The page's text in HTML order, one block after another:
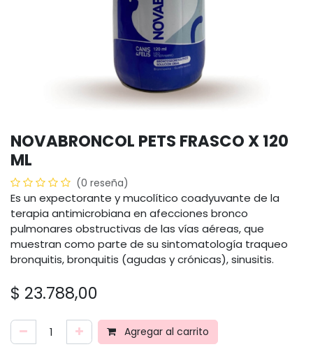
NOVABRONCOL PETS FRASCO X 120
ML
(0 reseña)
Es un expectorante y mucolítico coadyuvante de la
terapia antimicrobiana en afecciones bronco
pulmonares obstructivas de las vías aéreas, que
muestran como parte de su sintomatología traqueo
bronquitis, bronquitis (agudas y crónicas), sinusitis.
$ 23.788,00
Agregar al carrito